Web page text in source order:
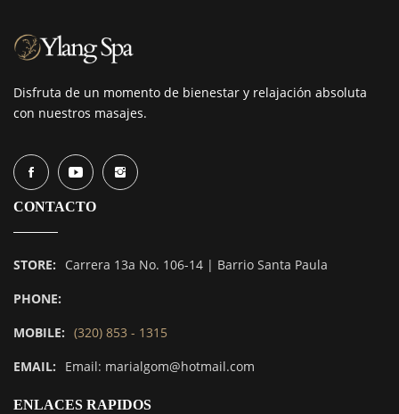
Disfruta de un momento de bienestar y relajación absoluta
con nuestros masajes.
CONTACTO
STORE:
Carrera 13a No. 106-14 | Barrio Santa Paula
PHONE:
MOBILE: (320) 853 - 1315
EMAIL:
Email: marialgom@hotmail.com
ENLACES RAPIDOS